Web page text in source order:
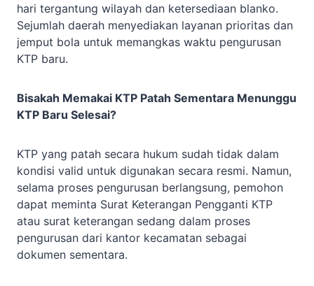
hari tergantung wilayah dan ketersediaan blanko.
Sejumlah daerah menyediakan layanan prioritas dan
jemput bola untuk memangkas waktu pengurusan
KTP baru.
Bisakah Memakai KTP Patah Sementara Menunggu
KTP Baru Selesai?
KTP yang patah secara hukum sudah tidak dalam
kondisi valid untuk digunakan secara resmi. Namun,
selama proses pengurusan berlangsung, pemohon
dapat meminta Surat Keterangan Pengganti KTP
atau surat keterangan sedang dalam proses
pengurusan dari kantor kecamatan sebagai
dokumen sementara.